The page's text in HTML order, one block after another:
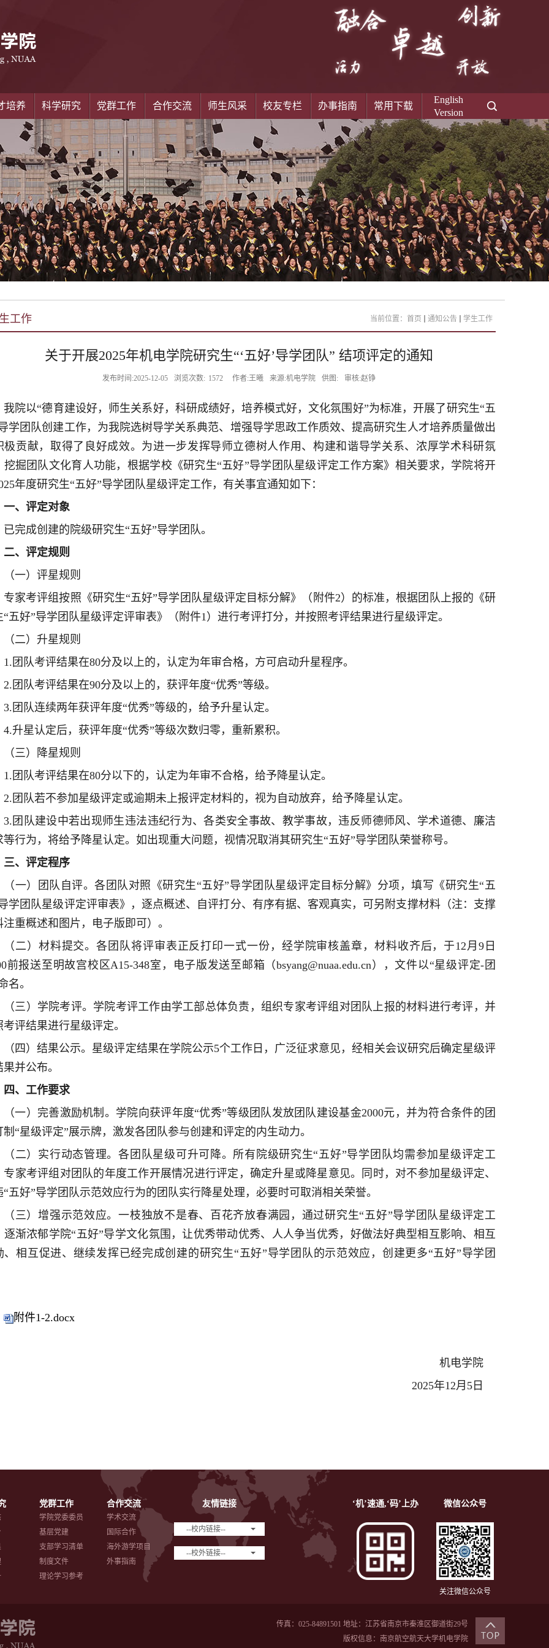
培养 科学研究 党群工作 合作交流 师生风采 校友专栏 办事指南 常用下载
English
Version
工作 当前位置： 首页 通知公告 学生工作
关于开展2025年机电学院研究生“‘五好’导学团队” 结项评定的通知
发布时间:2025-12-05 浏览次数: 1572 作者:王曦 来源:机电学院 供图: 审核:赵铮
我院以“德育建设好，师生关系好，科研成绩好，培养模式好，文化氛围好”为标准，开展了研究生“五
学团队创建工作，为我院选树导学关系典范、增强导学思政工作质效、提高研究生人才培养质量做出
极贡献，取得了良好成效。为进一步发挥导师立德树人作用、构建和谐导学关系、浓厚学术科研氛
挖掘团队文化育人功能，根据学校《研究生“五好”导学团队星级评定工作方案》相关要求，学院将开
年度研究生“五好”导学团队星级评定工作，有关事宜通知如下：
一、评定对象
已完成创建的院级研究生“五好”导学团队。
二、评定规则
（一）评星规则
专家考评组按照《研究生“五好”导学团队星级评定目标分解》（附件2）的标准，根据团队上报的《研
“五好”导学团队星级评定评审表》（附件1）进行考评打分，并按照考评结果进行星级评定。
（二）升星规则
1.团队考评结果在80分及以上的，认定为年审合格，方可启动升星程序。
2.团队考评结果在90分及以上的，获评年度“优秀”等级。
3.团队连续两年获评年度“优秀”等级的，给予升星认定。
4.升星认定后，获评年度“优秀”等级次数归零，重新累积。
（三）降星规则
1.团队考评结果在80分以下的，认定为年审不合格，给予降星认定。
2.团队若不参加星级评定或逾期未上报评定材料的，视为自动放弃，给予降星认定。
3.团队建设中若出现师生违法违纪行为、各类安全事故、教学事故，违反师德师风、学术道德、廉洁
等行为，将给予降星认定。如出现重大问题，视情况取消其研究生“五好”导学团队荣誉称号。
三、评定程序
（一）团队自评。各团队对照《研究生“五好”导学团队星级评定目标分解》分项，填写《研究生“五
学团队星级评定评审表》，逐点概述、自评打分、有序有据、客观真实，可另附支撑材料（注：支撑
注重概述和图片，电子版即可）。
（二）材料提交。各团队将评审表正反打印一式一份，经学院审核盖章，材料收齐后，于12月9日
前报送至明故宫校区A15-348室，电子版发送至邮箱（bsyang@nuaa.edu.cn），文件以“星级评定-团
名。
（三）学院考评。学院考评工作由学工部总体负责，组织专家考评组对团队上报的材料进行考评，并
考评结果进行星级评定。
（四）结果公示。星级评定结果在学院公示5个工作日，广泛征求意见，经相关会议研究后确定星级评
并公布。
四、工作要求
（一）完善激励机制。学院向获评年度“优秀”等级团队发放团队建设基金2000元，并为符合条件的团
制“星级评定”展示牌，激发各团队参与创建和评定的内生动力。
（二）实行动态管理。各团队星级可升可降。所有院级研究生“五好”导学团队均需参加星级评定工
专家考评组对团队的年度工作开展情况进行评定，确定升星或降星意见。同时，对不参加星级评定、
“五好”导学团队示范效应行为的团队实行降星处理，必要时可取消相关荣誉。
（三）增强示范效应。一枝独放不是春、百花齐放春满园，通过研究生“五好”导学团队星级评定工
逐渐浓郁学院“五好”导学文化氛围，让优秀带动优秀、人人争当优秀，好做法好典型相互影响、相互
、相互促进、继续发挥已经完成创建的研究生“五好”导学团队的示范效应，创建更多“五好”导学团
附件1-2.docx
机电学院
2025年12月5日
党群工作
学院党委委员
基层党建
支部学习清单
制度文件
理论学习参考
合作交流
学术交流
国际合作
海外游学项目
外事指南
友情链接
--校内链接--
--校外链接--
微信公众号
关注微信公众号
‘机’速通,‘码’上办
传真：025-84891501 地址：江苏省南京市秦淮区御道街29号
版权信息：南京航空航天大学机电学院